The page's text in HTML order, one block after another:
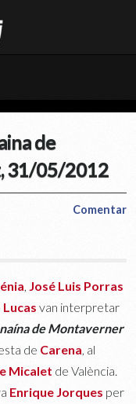
de
31/05/2012
Comentar
, José Luis Porras
Lucas van interpretar
de Montaverner
de Carena, al
Micalet de València.
Enrique Jorques per